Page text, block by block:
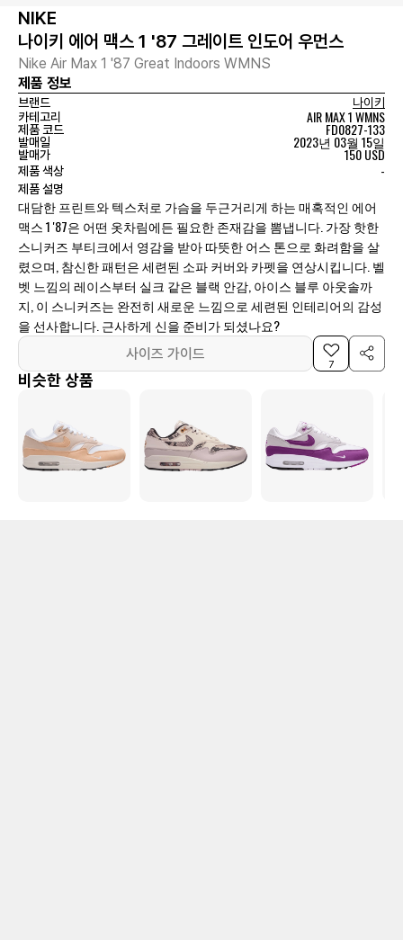
NIKE
나이키 에어 맥스 1 '87 그레이트 인도어 우먼스
Nike Air Max 1 '87 Great Indoors WMNS
제품 정보
브랜드
나이키
카테고리
AIR MAX 1 WMNS
제품 코드 FD0827-133
발매일 2023년 03월 15일
발매가 150 USD
제품 색상 -
제품 설명
대담한 프린트와 텍스처로 가슴을 두근거리게 하는 매혹적인 에어
맥스 1 '87은 어떤 옷차림에든 필요한 존재감을 뽐냅니다. 가장 핫한
스니커즈 부티크에서 영감을 받아 따뜻한 어스 톤으로 화려함을 살
렸으며, 참신한 패턴은 세련된 소파 커버와 카펫을 연상시킵니다. 벨
벳 느낌의 레이스부터 실크 같은 블랙 안감, 아이스 블루 아웃솔까
지, 이 스니커즈는 완전히 새로운 느낌으로 세련된 인테리어의 감성
을 선사합니다. 근사하게 신을 준비가 되셨나요?
사이즈 가이드
7
비슷한 상품